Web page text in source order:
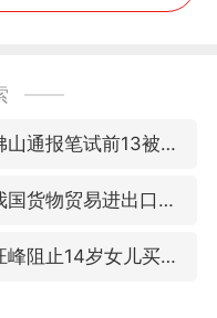
带古筝的选手。”（来
佛山通报笔试前13被淘汰后5名进体检
我国货物贸易进出口超30万亿元
汪峰阻止14岁女儿买大牌